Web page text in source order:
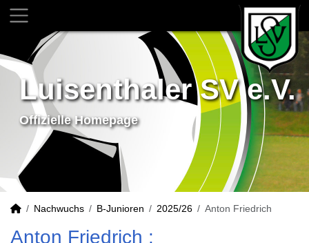
Luisenthaler SV e.V.
Offizielle Homepage
Nachwuchs B-Junioren 2025/26 Anton Friedrich
Anton Friedrich :